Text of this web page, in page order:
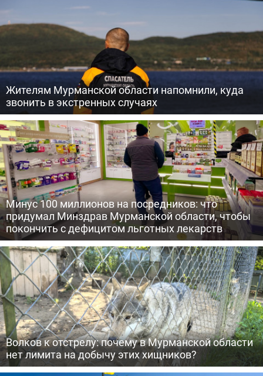
Жителям Мурманской области напомнили, куда
звонить в экстренных случаях
Минус 100 миллионов на посредников: что
придумал Минздрав Мурманской области, чтобы
покончить с дефицитом льготных лекарств
Волков к отстрелу: почему в Мурманской области
нет лимита на добычу этих хищников?